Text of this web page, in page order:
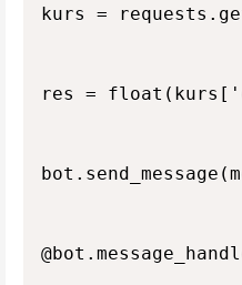
kurs =
res =